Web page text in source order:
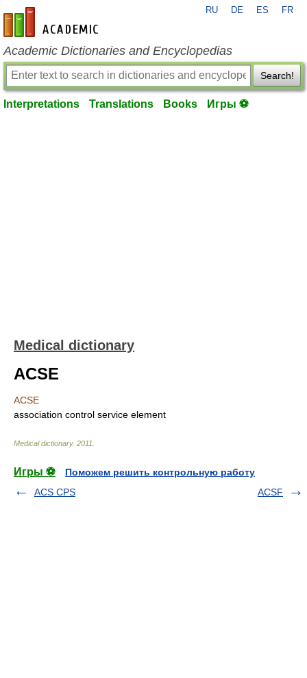
en-academic.com
RU DE ES FR
Academic Dictionaries and Encyclopedias
Search!
Interpretations Translations Books Игры ⚽
Medical dictionary
ACSE
ACSE
association control service element
Medical dictionary. 2011
Игры ⚽
Поможем решить контрольную работу
ACS CPS
ACSF